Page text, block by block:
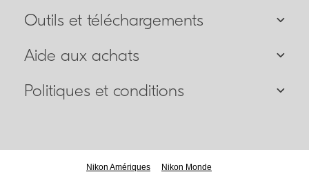
Outils et téléchargements
Aide aux achats
Politiques et conditions
Nikon Amériques Nikon Monde